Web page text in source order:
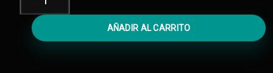
Cámara
Trasera
iPad
AÑADIR AL CARRITO